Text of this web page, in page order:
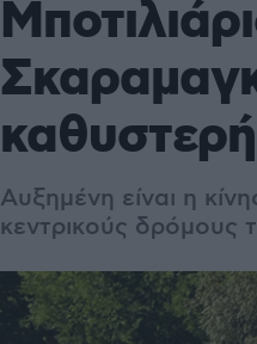
Αυξημένη είναι η
κεντρικούς δρόμους